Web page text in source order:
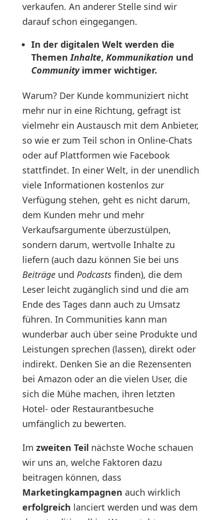
verkaufen. An anderer Stelle sind wir
darauf schon eingegangen.
In der digitalen Welt werden die
ThemenInhalte, Kommunikation und
Communityimmer wichtiger.
Warum? Der Kunde kommuniziert nicht
mehr nur in eine Richtung, gefragt ist
vielmehr ein Austausch mit dem Anbieter,
so wie er zum Teil schon in Online-Chats
oder auf Plattformen wie Facebook
stattfindet. In einer Welt, in der unendlich
viele Informationen kostenlos zur
Verfügung stehen, geht es nicht darum,
dem Kunden mehr und mehr
Verkaufsargumente überzustülpen,
sondern darum, wertvolle Inhalte zu
liefern (auch dazu können Sie bei uns
Beiträgeund Podcastsfinden), die dem
Leser leicht zugänglich sind und die am
Ende des Tages dann auch zu Umsatz
führen. In Communities kann man
wunderbar auch über seine Produkte und
Leistungen sprechen (lassen), direkt oder
indirekt. Denken Sie an die Rezensenten
bei Amazon oder an die vielen User, die
sich die Mühe machen, ihren letzten
Hotel- oder Restaurantbesuche
umfänglich zu bewerten.
Im zweiten Teil nächste Woche schauen
wir uns an, welche Faktoren dazu
beitragen können, dass
Marketingkampagnen auch wirklich
erfolgreich lanciert werden und was dem